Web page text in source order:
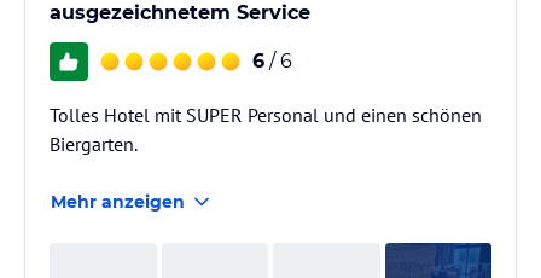
ausgezeichnetem Service
6 / 6
Tolles Hotel mit SUPER Personal und einen schönen
Biergarten.
Mehr anzeigen